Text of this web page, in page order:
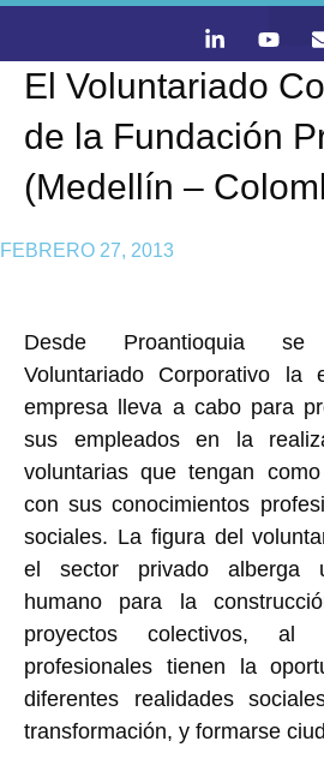
El Voluntariado
de la Fundación
(Medellín –
FEBRERO 27, 2013
Desde Proantioquia
Voluntariado Corporativo la
empresa lleva a cabo para
sus empleados en la
voluntarias que tengan
con sus conocimientos
sociales. La figura del
el sector privado alberga
humano para la
proyectos colectivos,
profesionales tienen la
diferentes realidades
transformación, y formarse